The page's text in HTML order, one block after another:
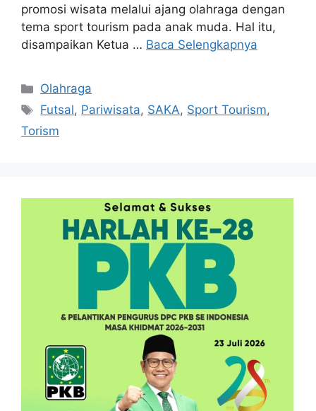
promosi wisata melalui ajang olahraga dengan
tema sport tourism pada anak muda. Hal itu,
disampaikan Ketua … Baca Selengkapnya
Kategori
Olahraga
Tag
Futsal, Pariwisata, SAKA, Sport Tourism,
Torism